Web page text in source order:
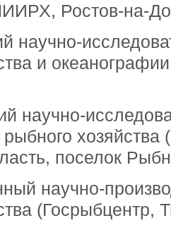
Ростов-на-
научно-
и
научно-
рыбного
поселок
научно-
(Госрыбцентр,